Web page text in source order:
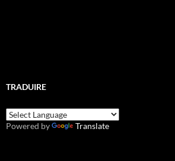
TRADUIRE
Powered by Translate